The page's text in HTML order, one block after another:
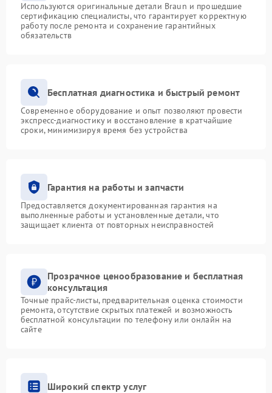
Используются оригинальные детали Braun и прошедшие
сертификацию специалисты, что гарантирует корректную
работу после ремонта и сохранение гарантийных
обязательств
Бесплатная диагностика и быстрый ремонт
Современное оборудование и опыт позволяют провести
экспресс-диагностику и восстановление в кратчайшие
сроки, минимизируя время без устройства
Гарантия на работы и запчасти
Предоставляется документированная гарантия на
выполненные работы и установленные детали, что
защищает клиента от повторных неисправностей
Прозрачное ценообразование и бесплатная
консультация
Точные прайс-листы, предварительная оценка стоимости
ремонта, отсутствие скрытых платежей и возможность
бесплатной консультации по телефону или онлайн на
сайте
Широкий спектр услуг